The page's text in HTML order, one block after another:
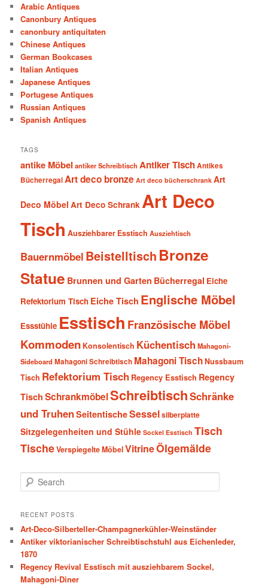
Arabic Antiques
Canonbury Antiques
canonbury antiquitaten
Chinese Antiques
German Bookcases
Italian Antiques
Japanese Antiques
Portugese Antiques
Russian Antiques
Spanish Antiques
TAGS
antike Möbel antiker Schreibtisch Antiker TischAntikes
BücherregalArt deco bronze Art deco bücherschrank Art
Deco Möbel Art Deco Schrank Art Deco
Tisch Ausziehbarer Esstisch Ausziehtisch
Bauernmöbel Beistelltisch Bronze
Statue Brunnen und Garten Bücherregal Eiche
Refektorium Tisch Eiche Tisch Englische Möbel
Essstühle Esstisch Französische Möbel
Kommoden Konsolentisch Küchentisch Mahagoni-
SideboardMahagoni Schreibtisch Mahagoni TischNussbaum
Tisch Refektorium Tisch Regency Esstisch Regency
Tisch SchrankmöbelSchreibtischSchränke
und TruhenSeitentischeSesselsilberplatte
Sitzgelegenheiten und Stühle Sockel Esstisch Tisch
TischeVerspiegelte MöbelVitrineÖlgemälde
e
r
h
RECENT POSTS
Art-Deco-Silberteller-Champagnerkühler-Weinständer
Antiker viktorianischer Schreibtischstuhl aus Eichenleder,
1870
Regency Revival Esstisch mit ausziehbarem Sockel,
Mahagoni-Diner